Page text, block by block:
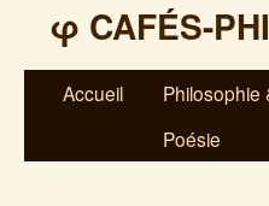
φ CAFÉS-
Accueil
Philosophie
Poésie